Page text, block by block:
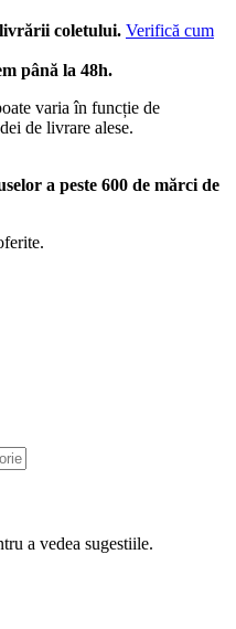
coletului. Verifică cum
până la 48h.
varia în funcție de
de livrare alese.
a peste 600 de mărci de
a vedea sugestiile.